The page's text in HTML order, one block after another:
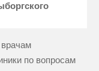
по вопросам